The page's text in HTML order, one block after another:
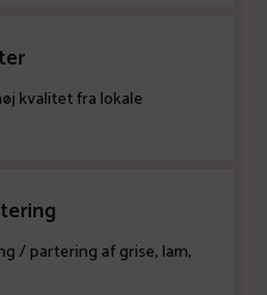
kvalitet fra lokale
/ partering af grise, lam,